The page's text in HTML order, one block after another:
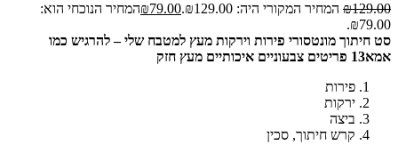
₪129.00 המחיר המקורי היה: ₪129.00. ₪79.00
המחיר הנוכחי הוא:
₪79.00.
סט חיתוך מונטסורי פירות וירקות מעץ למטבח שלי – להרגיש כמו
אמא13 פריטים צבעוניים איכותיים מעץ חזק
פירות
ירקות
ביצה
קרש חיתוך, סכין